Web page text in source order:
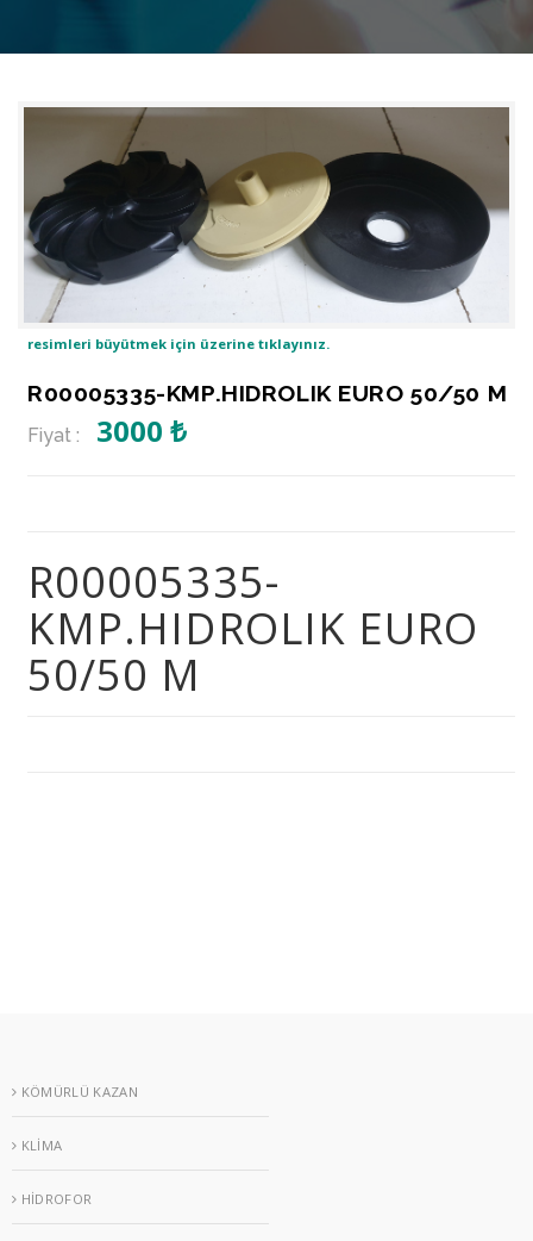
resimleri büyütmek için üzerine tıklayınız.
R00005335-KMP.HIDROLIK EURO 50/50 M
Fiyat : 3000 ₺
R00005335-
KMP.HIDROLIK EURO
50/50 M
KÖMÜRLÜ KAZAN
KLİMA
HİDROFOR